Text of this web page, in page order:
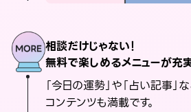
相談だけじゃない！
無料で楽しめるメニューが充
「今日の運勢」や「占い記事」
コンテンツも満載です。